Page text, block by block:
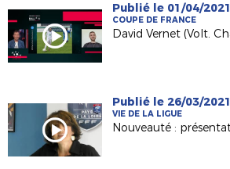
Publié le 01/04/2021
COUPE DE FRANCE
Publié le 26/03/2021
VIE DE LA LIGUE